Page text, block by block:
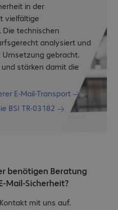
in der
vielfältige
technischen
analysiert und
gebracht.
stärken damit die
E-Mail-Transport
BSI TR-03182
benötigen Beratung
Mail-Sicherheit?
mit uns auf.